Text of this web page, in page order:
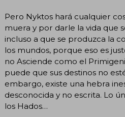
Pero Nyktos hará cualquier
muera y por darle la vida que
incluso a que se produzca la
los mundos, porque eso es
no Asciende como el
puede que sus destinos no
embargo, existe una hebra
desconocida y no escrita. Lo
los Hados…